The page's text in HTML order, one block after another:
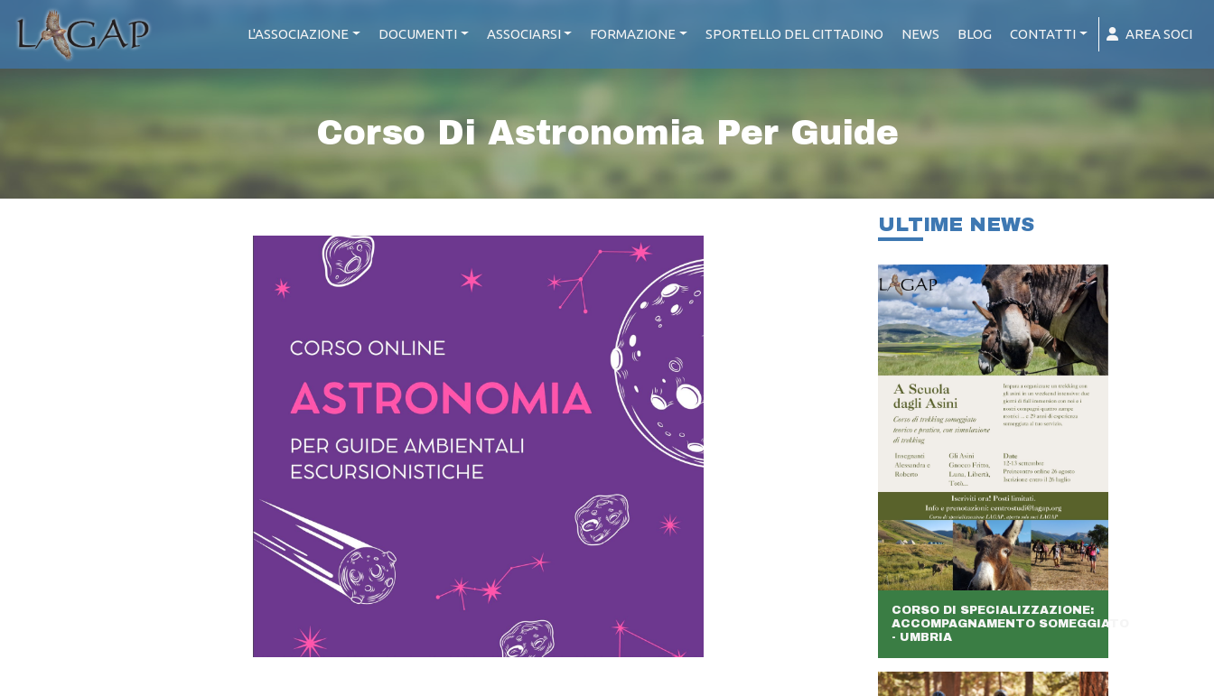
L'ASSOCIAZIONE DOCUMENTI ASSOCIARSI FORMAZIONE SPORTELLO DEL CITTADINO NEWS BLOG CONTATTI AREA SOCI
Corso Di Astronomia Per Guide
ULTIME NEWS
CORSO DI SPECIALIZZAZIONE:
ACCOMPAGNAMENTO SOMEGGIATO
- UMBRIA